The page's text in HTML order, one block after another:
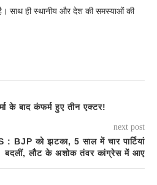
साथ ही स्थानीय और देश की समस्याओं की
के बाद कंफर्म हुए तीन एक्टर!
next post
BJP को झटका, 5 साल में चार पार्टियां
बदलीं, लौट के अशोक तंवर कांग्रेस में आए